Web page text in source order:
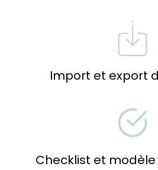
Import et export
Checklist et